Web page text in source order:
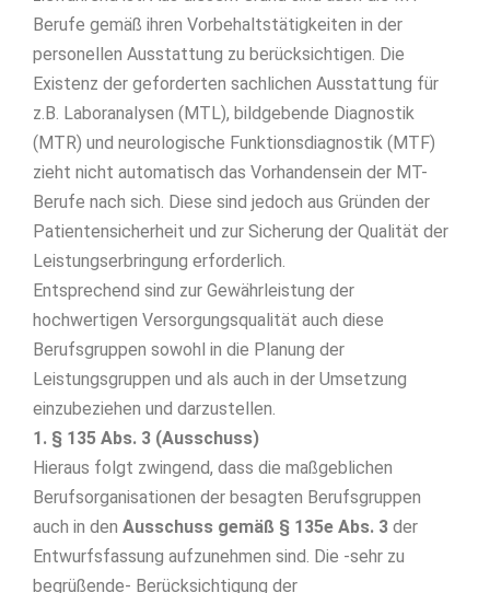
Berufe gemäß ihren Vorbehaltstätigkeiten in der
personellen Ausstattung zu berücksichtigen. Die
Existenz der geforderten sachlichen Ausstattung für
z.B. Laboranalysen (MTL), bildgebende Diagnostik
(MTR) und neurologische Funktionsdiagnostik (MTF)
zieht nicht automatisch das Vorhandensein der MT-
Berufe nach sich. Diese sind jedoch aus Gründen der
Patientensicherheit und zur Sicherung der Qualität der
Leistungserbringung erforderlich.
Entsprechend sind zur Gewährleistung der
hochwertigen Versorgungsqualität auch diese
Berufsgruppen sowohl in die Planung der
Leistungsgruppen und als auch in der Umsetzung
einzubeziehen und darzustellen.
1. § 135 Abs. 3 (Ausschuss)
Hieraus folgt zwingend, dass die maßgeblichen
Berufsorganisationen der besagten Berufsgruppen
auch in den Ausschuss gemäß § 135e Abs. 3 der
Entwurfsfassung aufzunehmen sind. Die -sehr zu
begrüßende- Berücksichtigung der